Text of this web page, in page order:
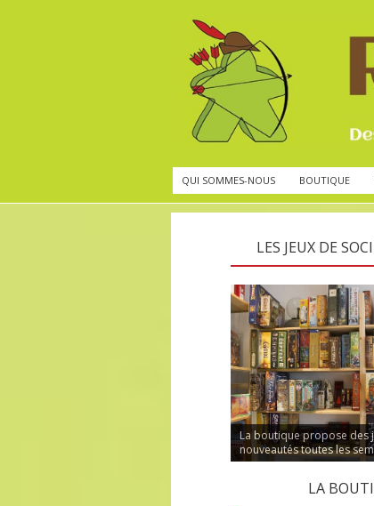
QUI SOMMES-NOUS BOUTIQUE
LES JEUX DE
La boutique propose des
nouveautés toutes les
LA